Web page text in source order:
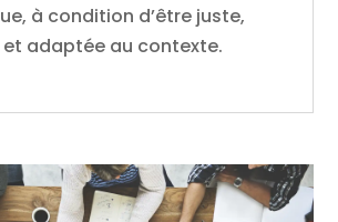
à condition d’être juste,
adaptée au contexte.